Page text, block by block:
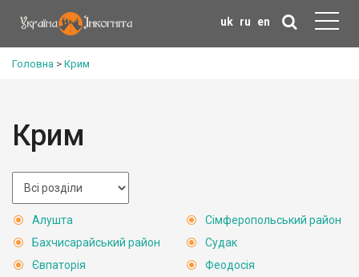
uk ru en
Головна > Крим
Крим
Алушта
Бахчисарайський район
Євпаторія
Сімферопольський район
Судак
Феодосія